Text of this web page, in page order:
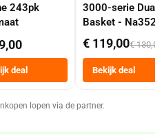
243pk
deal
3000-serie Dual
Basket -
Dubbele Mand 9
Tot 6 Personen
Heteluchtfriteuse
Zwart
€ 119,00€ 130,00
Bekijk deal
lopen via de partner.